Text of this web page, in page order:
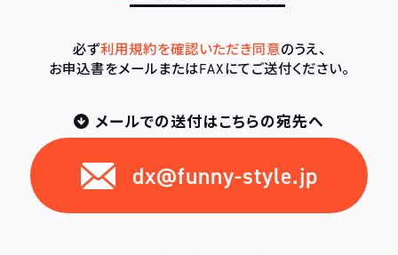
必ず利用規約を確認いただき同意のうえ、
お申込書をメールまたはFAXにてご送付ください。
メールでの送付はこちらの宛先へ
dx@funny-style.jp